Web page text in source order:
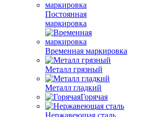
Постоянная
маркировка
Временная маркировка
Металл грязный
Металл гладкий
Горячая
Нержавеющая сталь